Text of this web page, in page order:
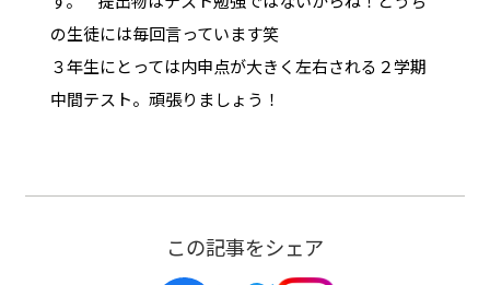
の生徒には毎回言っています笑
３年生にとっては内申点が大きく左右される２学期
中間テスト。頑張りましょう！
この記事をシェア